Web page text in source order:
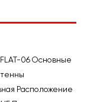
06 Основные
Расположение